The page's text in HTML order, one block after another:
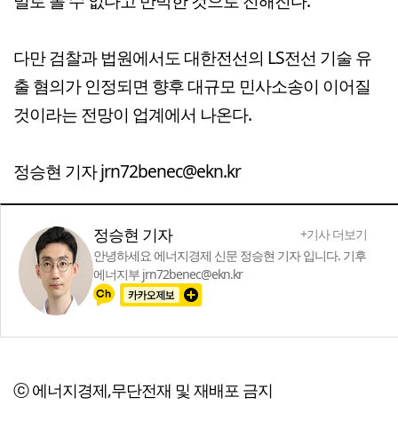
다만 검찰과 법원에서도 대한전선의 LS전선 기술 유
출 혐의가 인정되면 향후 대규모 민사소송이 이어질
것이라는 전망이 업계에서 나온다.
정승현 기자 jrn72benec@ekn.kr
정승현 기자
+기사 더보기
안녕하세요 에너지경제 신문 정승현 기자 입니다. 기후
에너지부 jrn72benec@ekn.kr
ⓒ 에너지경제,무단전재 및 재배포 금지